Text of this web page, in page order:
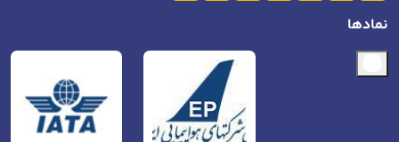
نمادها